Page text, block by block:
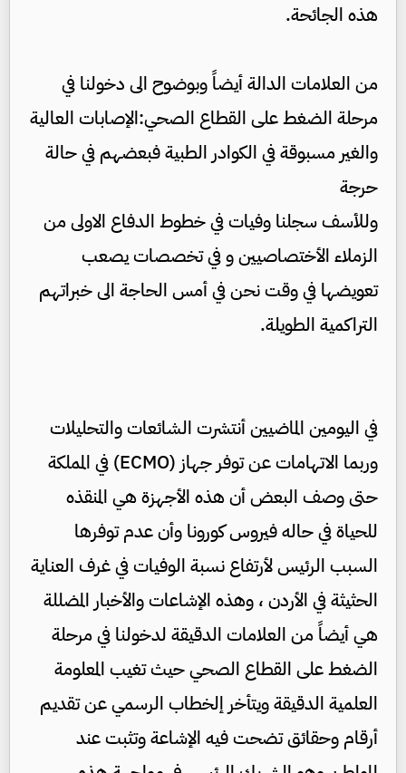
هذه الجائحة.
من العلامات الدالة أيضاً وبوضوح الى دخولنا في
مرحلة الضغط على القطاع الصحي:الإصابات العالية
والغير مسبوقة في الكوادر الطبية فبعضهم في حالة
حرجة
وللأسف سجلنا وفيات في خطوط الدفاع الاولى من
الزملاء الأختصاصيين و في تخصصات يصعب
تعويضها في وقت نحن في أمس الحاجة الى خبراتهم
التراكمية الطويلة.
في اليومين الماضيين أنتشرت الشائعات والتحليلات
وربما الاتهامات عن توفر جهاز (ECMO) في المملكة
حتى وصف البعض أن هذه الأجهزة هي المنقذه
للحياة في حاله فيروس كورونا وأن عدم توفرها
السبب الرئيس لأرتفاع نسبة الوفيات في غرف العناية
الحثيثة في الأردن ، وهذه الإشاعات والأخبار المضللة
هي أيضاً من العلامات الدقيقة لدخولنا في مرحلة
الضغط على القطاع الصحي حيث تغيب المعلومة
العلمية الدقيقة ويتأخر إلخطاب الرسمي عن تقديم
أرقام وحقائق تضحت فيه الإشاعة وتثبت عند